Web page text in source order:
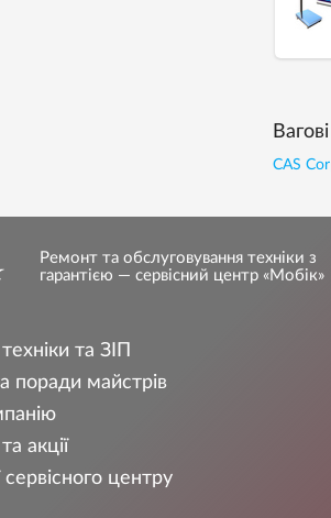
CAS
Ремонт та обслуговування техніки з
гарантією — сервісний центр «Мобік»
та ЗІП
поради майстрів
акції
сервісного центру